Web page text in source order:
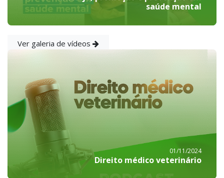
saúde mental
Ver galeria de vídeos
01/11/2024
Direito médico veterinário